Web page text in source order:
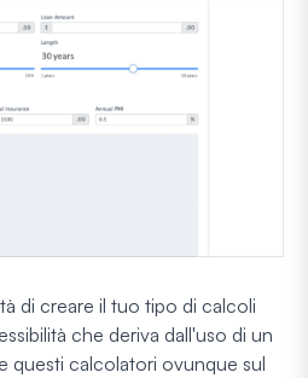
di creare il tuo tipo di calcoli
che deriva dall'uso di un
questi calcolatori ovunque sul